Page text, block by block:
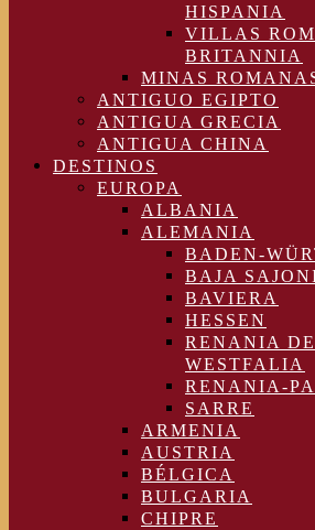
HISPANIA
VILLAS
BRITANNIA
MINAS
ANTIGUO EGIPTO
ANTIGUA GRECIA
ANTIGUA CHINA
DESTINOS
EUROPA
ALBANIA
ALEMANIA
BADEN-
BAJA
BAVIERA
HESSEN
RENANIA
WESTFALIA
RENANIA-
SARRE
ARMENIA
AUSTRIA
BÉLGICA
BULGARIA
CHIPRE